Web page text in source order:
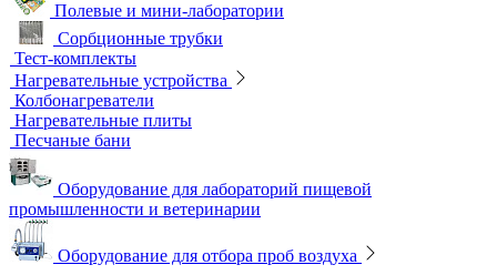
Цифровые микроскопы
Монохроматоры
Наборы для экспресс тестов
Полевые и мини-лаборатории
Сорбционные трубки
Тест-комплекты